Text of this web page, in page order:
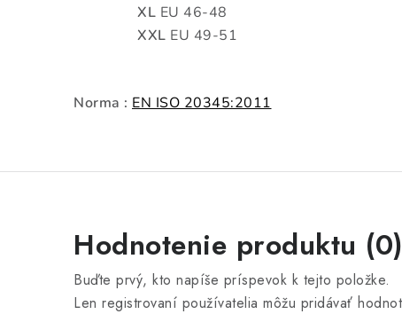
XL EU 46-48
XXL EU 49-51
Norma : EN ISO 20345:2011
Hodnotenie produktu (0)
Buďte prvý, kto napíše príspevok k tejto položke.
Len registrovaní používatelia môžu pridávať